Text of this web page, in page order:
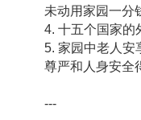
未动用家园一分
4. 十五个国家的
5. 家园中老人安
尊严和人身安全
---